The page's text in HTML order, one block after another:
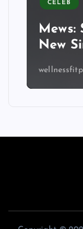
CELEB
Mews:
New